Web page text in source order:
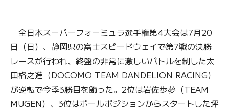
全日本スーパーフォーミュラ選手権第4大会は7月20
日（日）、静岡県の富士スピードウェイで第7戦の決勝
レースが行われ、終盤の非常に激しいバトルを制した太
田格之進（DOCOMO TEAM DANDELION RACING）
が逆転で今季3勝目を飾った。2位は岩佐歩夢（TEAM
MUGEN）、3位はポールポジションからスタートした坪